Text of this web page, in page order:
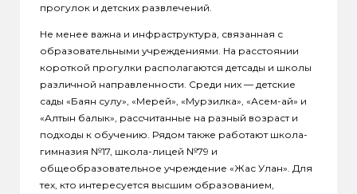
прогулок и детских развлечений.
Не менее важна и инфраструктура, связанная с
образовательными учреждениями. На расстоянии
короткой прогулки располагаются детсады и школы
различной направленности. Среди них — детские
сады «Баян сулу», «Мерей», «Мурзилка», «Асем-ай» и
«Алтын балык», рассчитанные на разный возраст и
подходы к обучению. Рядом также работают школа-
гимназия №17, школа-лицей №79 и
общеобразовательное учреждение «Жас Улан». Для
тех, кто интересуется высшим образованием,